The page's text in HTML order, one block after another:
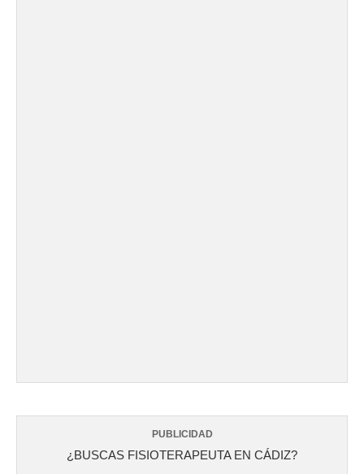
PUBLICIDAD
¿BUSCAS FISIOTERAPEUTA EN CÁDIZ?